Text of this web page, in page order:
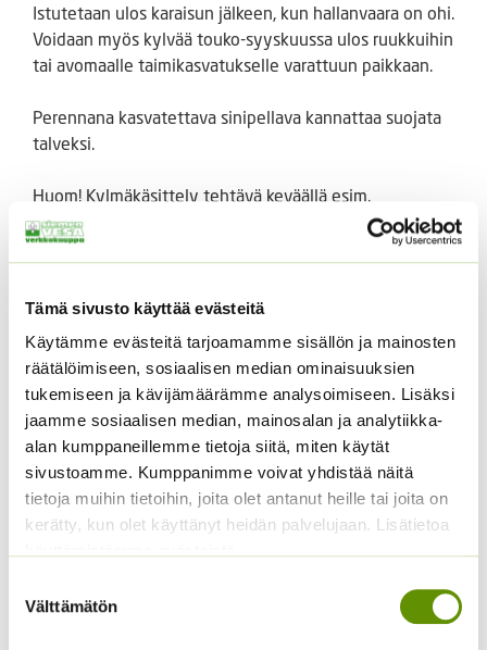
Tämä sivusto käyttää evästeitä
Käytämme evästeitä tarjoamamme sisällön ja mainosten
räätälöimiseen, sosiaalisen median ominaisuuksien
tukemiseen ja kävijämäärämme analysoimiseen. Lisäksi
jaamme sosiaalisen median, mainosalan ja analytiikka-
alan kumppaneillemme tietoja siitä, miten käytät
sivustoamme. Kumppanimme voivat yhdistää näitä
tietoja muihin tietoihin, joita olet antanut heille tai joita on
kerätty, kun olet käyttänyt heidän palvelujaan. Lisätietoa
valinta
Välttämätön
Istutetaan ulos karaisun jälkeen, kun hallanvaara on ohi.
Voidaan myös kylvää touko-syyskuussa ulos ruukkuihin
tai avomaalle taimikasvatukselle varattuun paikkaan.
Perennana kasvatettava sinipellava kannattaa suojata
talveksi.
Huom! Kylmäkäsittely tehtävä keväällä esim.
jääkaapissa, jotta siemenen lepotila katkeaa, – ellei
kylvetä syksyllä.
Soveltuvuus:
koristeiksi ja kuivakukkatöihin.Myrkyllinen, pienen
määrän syöminen ei yleensä aiheuta oireita.
Määrä: 5 g/ 3250 siementä. 1 grammaa = noin 650 s.
Kahta pakkauskokoa saatavilla, alasvetovalikosta.
Linum perenne blue, tarhapellava, sinipellava.
Tutustu myös